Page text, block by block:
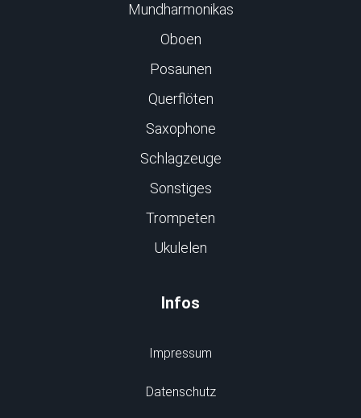
Mundharmonikas
Oboen
Posaunen
Querflöten
Saxophone
Schlagzeuge
Sonstiges
Trompeten
Ukulelen
Infos
Impressum
Datenschutz